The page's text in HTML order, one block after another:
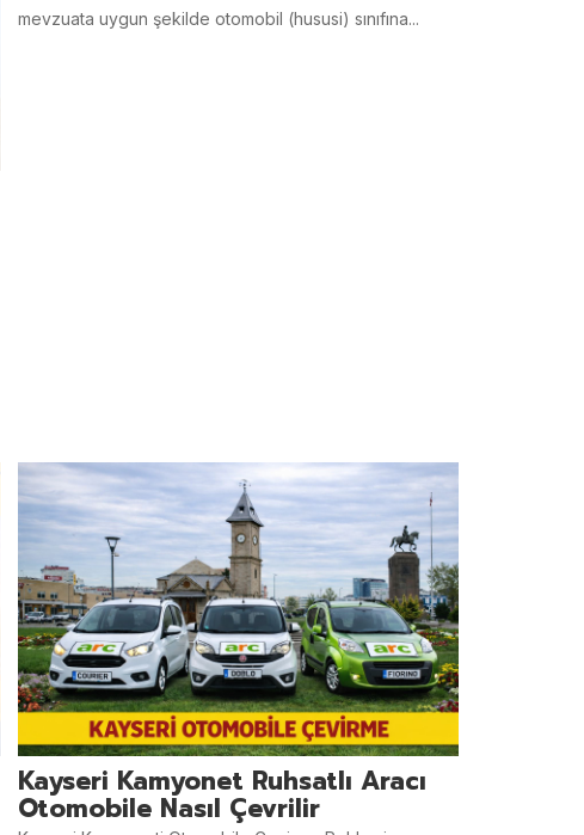
mevzuata uygun şekilde otomobil (hususi) sınıfına...
Kayseri Kamyonet Ruhsatlı Aracı
Otomobile Nasıl Çevrilir